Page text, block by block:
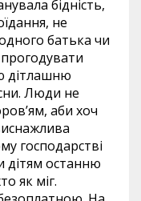
бідність,
не
батька чи
прогодувати
дітлашню
Люди не
аби хоч
господарстві
дітям останню
як міг.